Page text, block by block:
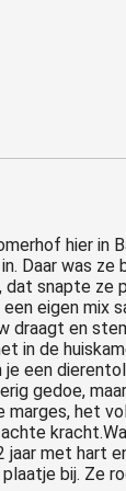
hier in
Daar was
snapte ze
eigen
draagt en
in de
een
gedoe,
het
met hart
bij. Ze